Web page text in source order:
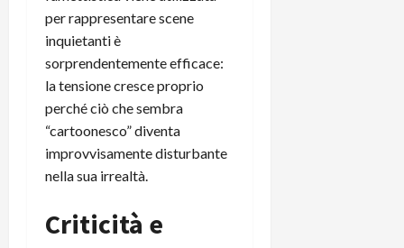
per rappresentare scene
inquietanti è
sorprendentemente efficace:
la tensione cresce proprio
perché ciò che sembra
“cartoonesco” diventa
improvvisamente disturbante
nella sua irrealtà.
Criticità e